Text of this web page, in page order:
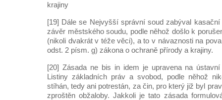
krajiny
[19] Dále se Nejvyšší správní soud zabýval
závěr městského soudu, podle něhož došlo k
(nikoli dvakrát v téže věci), a to v návaznosti na
odst. 2 písm. g) zákona o ochraně přírody a krajiny.
[20] Zásada ne bis in idem je upravena na
Listiny základních práv a svobod, podle něhož
stíhán, tedy ani potrestán, za čin, pro který již byl
zproštěn obžaloby. Jakkoli je tato zásada